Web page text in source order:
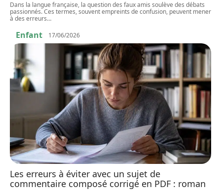
Dans la langue française, la question des faux amis soulève des débats
passionnés. Ces termes, souvent empreints de confusion, peuvent mener
à des erreurs…
Enfant 17/06/2026
Les erreurs à éviter avec un sujet de
commentaire composé corrigé en PDF : roman